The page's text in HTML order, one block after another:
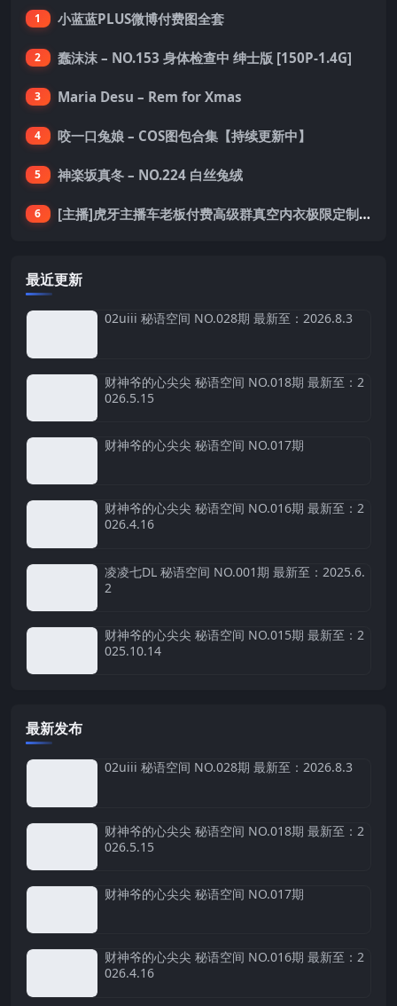
1 小蓝蓝PLUS微博付费图全套
2 蠢沫沫 – NO.153 身体检查中 绅士版 [150P-1.4G]
3 Maria Desu – Rem for Xmas
4 咬一口兔娘 – COS图包合集【持续更新中】
5 神楽坂真冬 – NO.224 白丝兔绒
6 [主播]虎牙主播车老板付费高级群真空内衣极限定制8分19
最近更新
02uiii 秘语空间 NO.028期 最新至：2026.8.3
财神爷的心尖尖 秘语空间 NO.018期 最新至：2
026.5.15
财神爷的心尖尖 秘语空间 NO.017期
财神爷的心尖尖 秘语空间 NO.016期 最新至：2
026.4.16
凌凌七DL 秘语空间 NO.001期 最新至：2025.6.
2
财神爷的心尖尖 秘语空间 NO.015期 最新至：2
025.10.14
最新发布
02uiii 秘语空间 NO.028期 最新至：2026.8.3
财神爷的心尖尖 秘语空间 NO.018期 最新至：2
026.5.15
财神爷的心尖尖 秘语空间 NO.017期
财神爷的心尖尖 秘语空间 NO.016期 最新至：2
026.4.16